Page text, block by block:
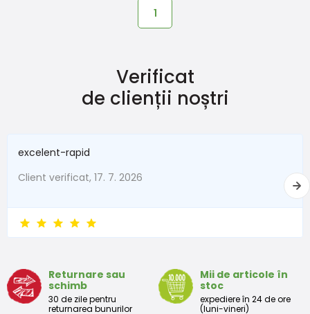
1
Verificat
de clienții noștri
excelent-rapid
Client verificat, 17. 7. 2026
Returnare sau
schimb
30 de zile pentru
returnarea bunurilor
Mii de articole în
stoc
expediere în 24 de ore
(luni-vineri)